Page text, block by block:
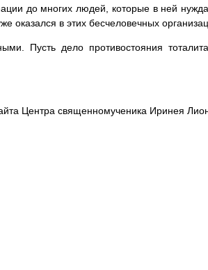
до многих людей, которые в ней
оказался в этих бесчеловечных
Пусть дело противостояния
Центра священномученика Иринея